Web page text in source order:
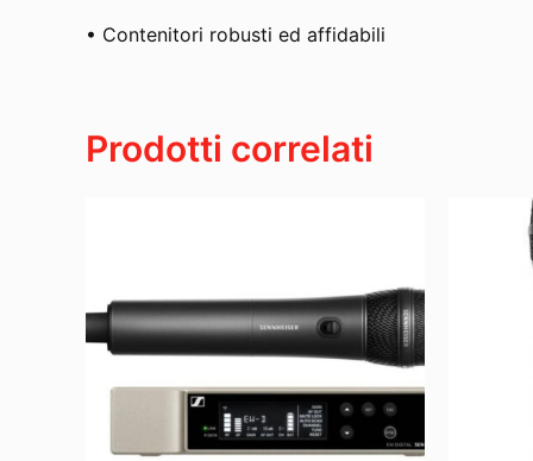
• Contenitori robusti ed affidabili
Prodotti correlati